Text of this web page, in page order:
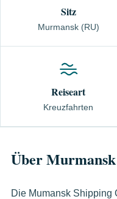
Sitz
Murmansk (RU)
Reiseart
Kreuzfahrten
Über
Die Mumansk Shipping